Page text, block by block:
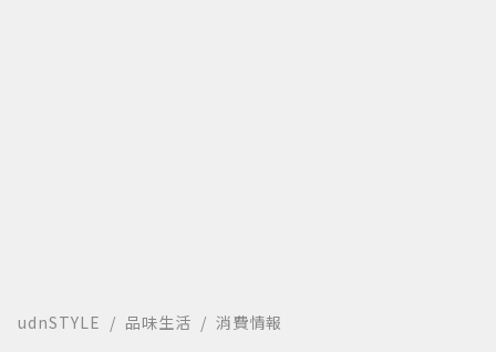
udnSTYLE 品味生活 消費情報